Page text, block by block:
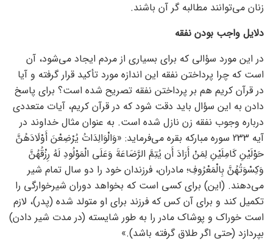
زنان می‌توانند مطالبه گر آن باشند.
دلایل واجب بودن نفقه
در این مورد سؤالی که برای بسیاری از مردم ایجاد می‌شود، آن
است که چرا پرداختن نفقه این اندازه مورد تأکید قرار گرفته و آیا
در قرآن کریم هم بر پرداختن نفقه تصریح شده است؟ برای پاسخ
دادن به این سؤال باید دقت شود که در قرآن کریم، آیات متعددی
درباره وجوب نفقه زن نازل شده است. به عنوان مثال خداوند در
آیه 233 سوره مبارکه بقره می‌فرماید: «وَالْوَالِدَاتُ یُرْضِعْنَ أَوْلَادَهُنَّ
حَوْلَیْنِ کَامِلَیْنِ لِمَنْ أَرَادَ أَن یُتِمَّ الرَّضَاعَةَ وَعَلَی الْمَوْلُودِ لَهُ رِزْقُهُنَّ
وَکِسْوَتُهُنَّ بِالْمَعْرُوفِ؛ مادران، فرزندان خود را دو سال تمام شیر
می‌دهند. (این) برای کسی است که بخواهد دوران شیرخوارگی را
تکمیل کند و برای آن کس که فرزند برای او متولد شده (پدر)، لازم
است خوراک و پوشاک مادر را به طور شایسته (در مدت شیر دادن)
بپردازد (حتی اگر طلاق گرفته باشد).»